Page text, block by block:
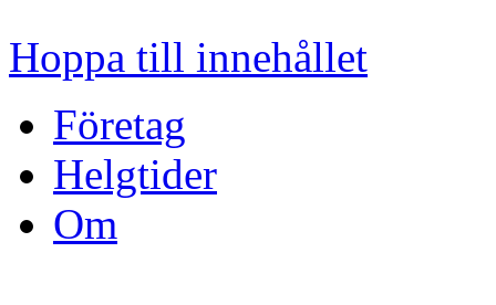
Hoppa till innehållet
Företag
Helgtider
Om